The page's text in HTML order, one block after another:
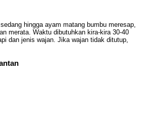
hingga ayam matang bumbu meresap,
merata. Waktu dibutuhkan kira-kira 30-40
dan jenis wajan. Jika wajan tidak ditutup,